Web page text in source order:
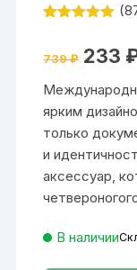
на основе
пользовател
ей
(
739₽ цена
739 ₽.
233
ярким
только
и
аксессуар,
В наличии